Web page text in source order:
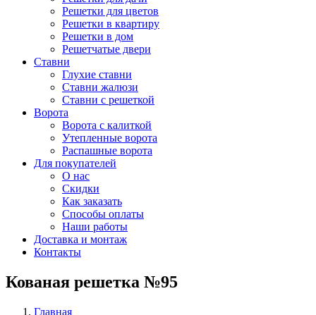
Решетки для цветов
Решетки в квартиру
Решетки в дом
Решетчатые двери
Ставни
Глухие ставни
Ставни жалюзи
Ставни с решеткой
Ворота
Ворота с калиткой
Утепленные ворота
Распашные ворота
Для покупателей
О нас
Скидки
Как заказать
Способы оплаты
Наши работы
Доставка и монтаж
Контакты
Кованая решетка №95
Главная